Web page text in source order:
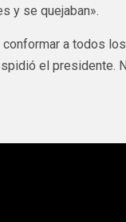
y se quejaban».
conformar a todos
el presidente.